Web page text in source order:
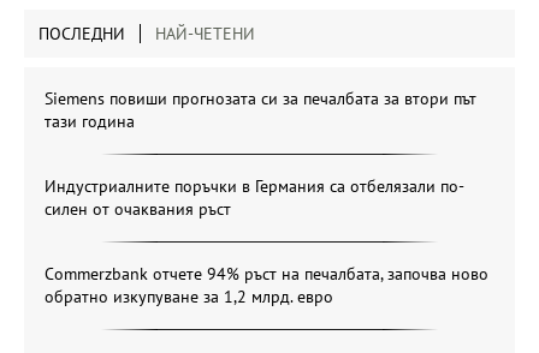
ПОСЛЕДНИ НАЙ-ЧЕТЕНИ
Siemens повиши прогнозата си за печалбата за втори път
тази година
Индустриалните поръчки в Германия са отбелязали по-
силен от очаквания ръст
Commerzbank отчете 94% ръст на печалбата, започва ново
обратно изкупуване за 1,2 млрд. евро